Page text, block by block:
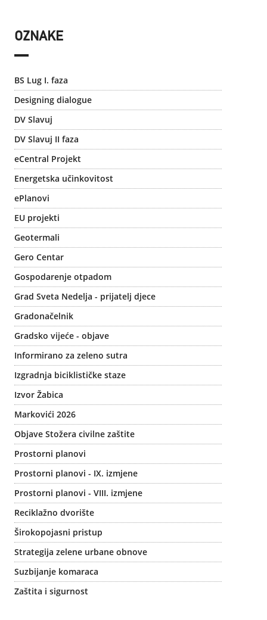
OZNAKE
BS Lug I. faza
Designing dialogue
DV Slavuj
DV Slavuj II faza
eCentral Projekt
Energetska učinkovitost
ePlanovi
EU projekti
Geotermali
Gero Centar
Gospodarenje otpadom
Grad Sveta Nedelja - prijatelj djece
Gradonačelnik
Gradsko vijeće - objave
Informirano za zeleno sutra
Izgradnja biciklističke staze
Izvor Žabica
Markovići 2026
Objave Stožera civilne zaštite
Prostorni planovi
Prostorni planovi - IX. izmjene
Prostorni planovi - VIII. izmjene
Reciklažno dvorište
Širokopojasni pristup
Strategija zelene urbane obnove
Suzbijanje komaraca
Zaštita i sigurnost